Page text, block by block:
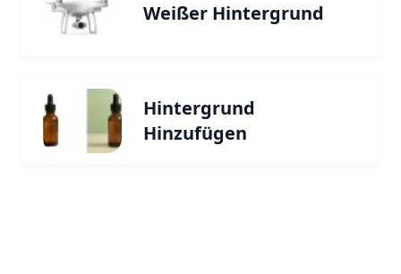
Weißer Hintergrund
Hintergrund
Hinzufügen